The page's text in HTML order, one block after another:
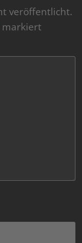
veröffentlicht.
markiert